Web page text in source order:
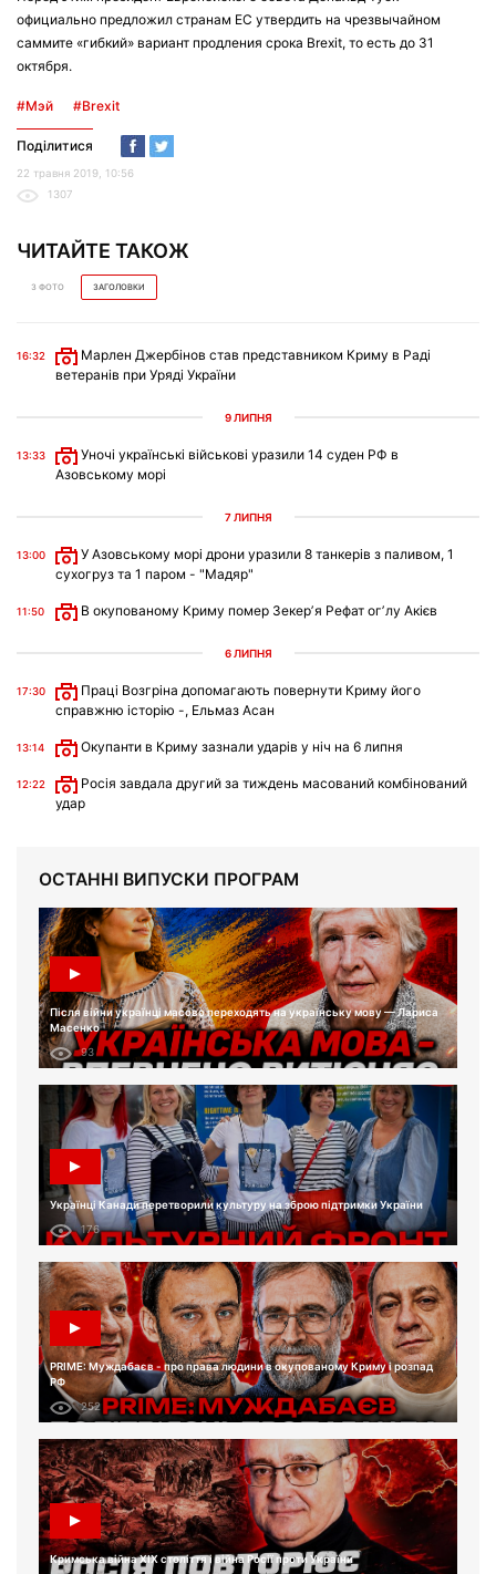
официально предложил странам ЕС утвердить на чрезвычайном
саммите «гибкий» вариант продления срока Brexit, то есть до 31
октября.
#Мэй #Brexit
Поділитися
22 травня 2019, 10:56
1307
ЧИТАЙТЕ ТАКОЖ
З ФОТО ЗАГОЛОВКИ
16:32
Марлен Джербінов став представником Криму в Раді
ветеранів при Уряді України
9 ЛИПНЯ
13:33
Уночі українські військові уразили 14 суден РФ в
Азовському морі
7 ЛИПНЯ
13:00
У Азовському морі дрони уразили 8 танкерів з паливом, 1
сухогруз та 1 паром - "Мадяр"
11:50 В окупованому Криму помер Зекерʼя Рефат огʼлу Акієв
6 ЛИПНЯ
17:30
Праці Возгріна допомагають повернути Криму його
справжню історію -, Ельмаз Асан
13:14 Окупанти в Криму зазнали ударів у ніч на 6 липня
12:22
Росія завдала другий за тиждень масований комбінований
удар
ОСТАННІ ВИПУСКИ ПРОГРАМ
Після війни українці масово переходять на українську мову — Лариса
Масенко
93
Українці Канади перетворили культуру на зброю підтримки України
176
PRIME: Муждабаєв - про права людини в окупованому Криму і розпад
РФ
252
Кримська війна XIX століття і війна Росії проти України